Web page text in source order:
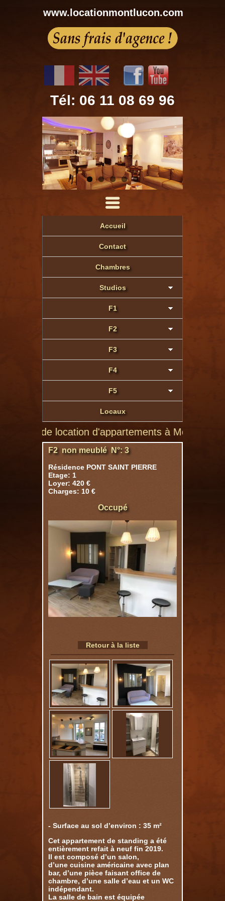
www.locationmontlucon.com
Tél: 06 11 08 69 96
Accueil
Contact
Chambres
Studios
F1
F2
F3
F4
F5
Locaux
de location d'appartements à Montluçon de
F2 non meublé N°: 3
Résidence PONT SAINT PIERRE
Etage: 1
Loyer: 420 €
Charges: 10 €
Occupé
Retour à la liste
- Surface au sol d’environ : 35 m²
Cet appartement de standing a été
entièrement refait à neuf fin 2019.
Il est composé d’un salon,
d’une cuisine américaine avec plan
bar, d’une pièce faisant office de
chambre, d’une salle d’eau et un WC
indépendant.
La salle de bain est équipée